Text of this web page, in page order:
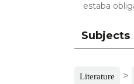
estaba
Subjects
Literature >